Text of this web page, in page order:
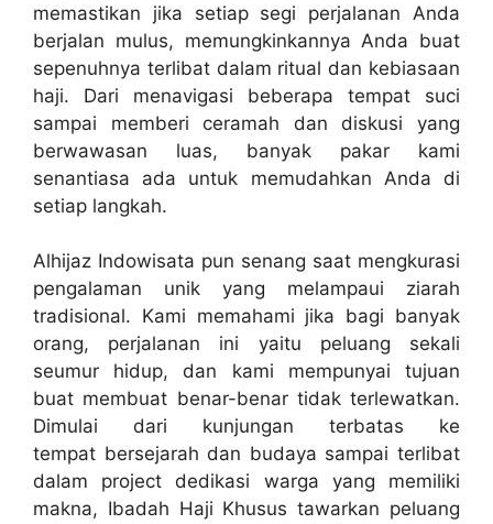
memastikan jika setiap segi perjalanan Anda
berjalan mulus, memungkinkannya Anda buat
sepenuhnya terlibat dalam ritual dan kebiasaan
haji. Dari menavigasi beberapa tempat suci
sampai memberi ceramah dan diskusi yang
berwawasan luas, banyak pakar kami
senantiasa ada untuk memudahkan Anda di
setiap langkah.
Alhijaz Indowisata pun senang saat mengkurasi
pengalaman unik yang melampaui ziarah
tradisional. Kami memahami jika bagi banyak
orang, perjalanan ini yaitu peluang sekali
seumur hidup, dan kami mempunyai tujuan
buat membuat benar-benar tidak terlewatkan.
Dimulai dari kunjungan terbatas ke
tempat bersejarah dan budaya sampai terlibat
dalam project dedikasi warga yang memiliki
makna, Ibadah Haji Khusus tawarkan peluang